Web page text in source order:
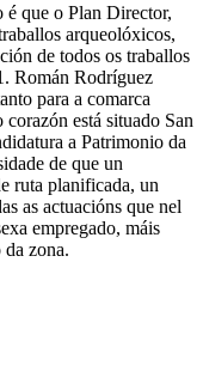
que o Plan Director,
arqueolóxicos,
de todos os traballos
Román Rodríguez
para a comarca
está situado San
a Patrimonio da
de que un
ruta planificada, un
as actuacións que nel
empregado, máis
da zona.